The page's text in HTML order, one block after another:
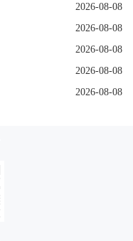
2026-08-08
2026-08-08
2026-08-08
2026-08-08
2026-08-08